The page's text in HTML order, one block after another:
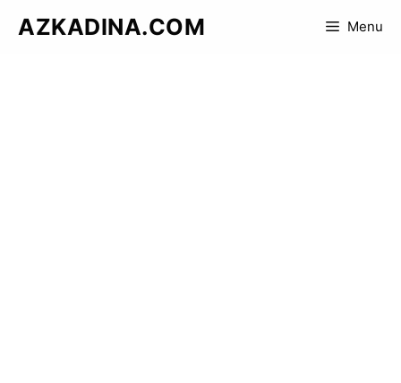
AZKADINA.COM Menu